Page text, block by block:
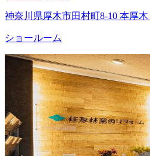
神奈川県厚木市田村町8-10 本厚
ショールーム